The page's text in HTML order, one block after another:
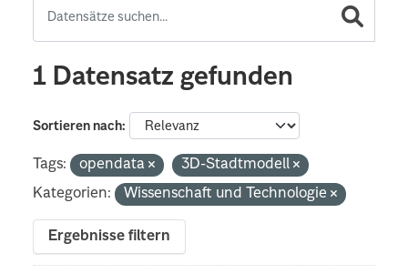
1 Datensatz gefunden
Sortieren nach
Tags: opendata
3D-Stadtmodell
Kategorien:
Wissenschaft und Technologie
Ergebnisse filtern